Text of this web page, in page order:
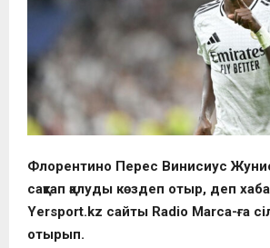
Флорентино Перес Винисиус
сақтап қалуды көздеп отыр, деп
Yersport.kz сайты Radio Marca-ға
отырып.